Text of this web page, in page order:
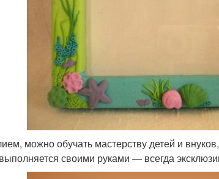
можно обучать мастерству детей и
своими руками — всегда